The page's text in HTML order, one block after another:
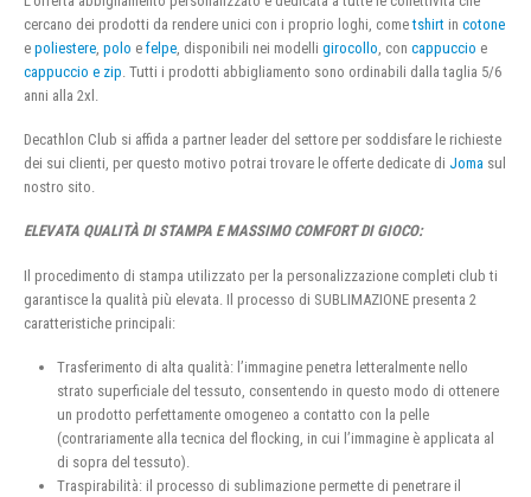
cercano dei prodotti da rendere unici con i proprio loghi, cometshirt in cotone
e poliestere polo e felpe , disponibili nei modelli girocollo , con cappuccio e
cappuccio e zip . Tutti i prodotti abbigliamento sono ordinabili dalla taglia 5/6
anni alla 2xl.
Decathlon Club si affida a partner leader del settore per soddisfare le richieste
dei sui clienti, per questo motivo potrai trovare le offerte dedicate di Joma sul
nostro sito.
ELEVATA QUALITÀ DI STAMPA E MASSIMO COMFORT DI GIOCO:
Il procedimento di stampa utilizzato per la personalizzazione completi club ti
garantisce la qualità più elevata. Il processo di SUBLIMAZIONE presenta 2
caratteristiche principali:
Trasferimento di alta qualità: l’immagine penetra letteralmente nello
strato superficiale del tessuto, consentendo in questo modo di ottenere
un prodotto perfettamente omogeneo a contatto con la pelle
(contrariamente alla tecnica del flocking, in cui l’immagine è applicata al
di sopra del tessuto).
Traspirabilità: il processo di sublimazione permette di penetrare il